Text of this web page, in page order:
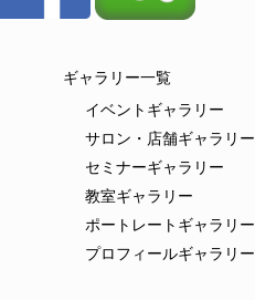
ギャラリー一覧
イベントギャラリー
サロン・店舗ギャラリー
セミナーギャラリー
教室ギャラリー
ポートレートギャラリー
プロフィールギャラリー